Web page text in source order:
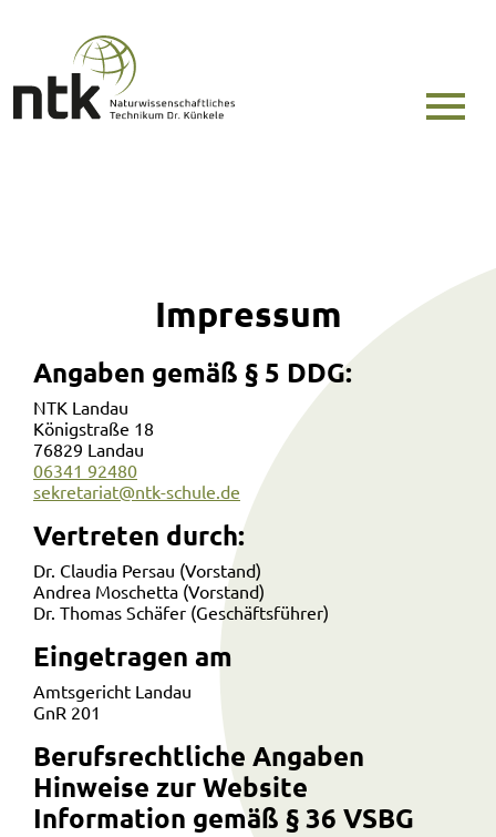
Impressum
Angaben gemäß § 5 DDG:
NTK Landau
Königstraße 18
76829 Landau
06341 92480
sekretariat@ntk-schule.de
Vertreten durch:
Dr. Claudia Persau (Vorstand)
Andrea Moschetta (Vorstand)
Dr. Thomas Schäfer (Geschäftsführer)
Eingetragen am
Amtsgericht Landau
GnR 201
Berufsrechtliche Angaben
Hinweise zur Website
Information gemäß § 36 VSBG